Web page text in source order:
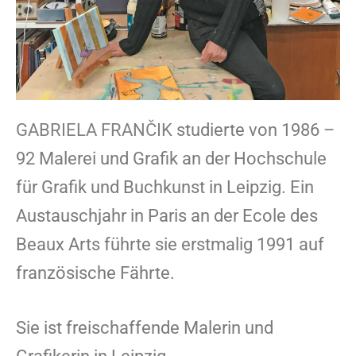
GABRIELA FRANČIK studierte von 1986 –
92 Malerei und Grafik an der Hochschule
für Grafik und Buchkunst in Leipzig. Ein
Austauschjahr in Paris an der Ecole des
Beaux Arts führte sie erstmalig 1991 auf
französische Fährte.
Sie ist freischaffende Malerin und